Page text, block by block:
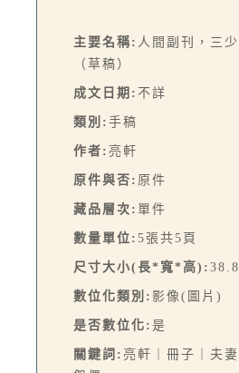
主要名稱: 人間副刊，三
（草稿）
成文日期: 不詳
類別: 手稿
作者: 亮軒
原件與否: 原件
藏品層次: 單件
數量單位: 5張共5頁
尺寸大小(長*寬*高):
數位化類別: 影像(圖片)
是否數位化: 是
關鍵詞: 亮軒｜冊子｜夫